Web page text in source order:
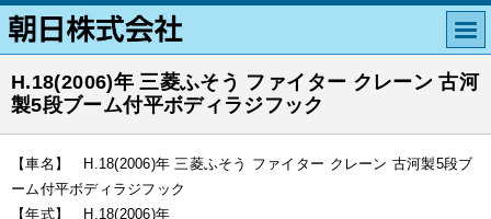
H.18(2006)年 三菱ふそう ファイター クレーン 古河
製5段ブーム付平ボディラジフック
【車名】 H.18(2006)年 三菱ふそう ファイター クレーン 古河製5段ブ
ーム付平ボディラジフック
【年式】 H.18(2006)年